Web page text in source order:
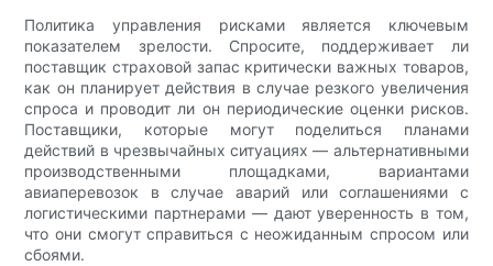
Политика управления рисками является ключевым
показателем зрелости. Спросите, поддерживает ли
поставщик страховой запас критически важных товаров,
как он планирует действия в случае резкого увеличения
спроса и проводит ли он периодические оценки рисков.
Поставщики, которые могут поделиться планами
действий в чрезвычайных ситуациях — альтернативными
производственными площадками, вариантами
авиаперевозок в случае аварий или соглашениями с
логистическими партнерами — дают уверенность в том,
что они смогут справиться с неожиданным спросом или
сбоями.